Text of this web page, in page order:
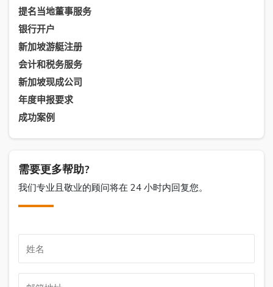
提名当地董事服务
银行开户
新加坡游艇注册
会计和税务服务
新加坡现成公司
年度申报要求
成功案例
需要更多帮助?
我们专业且敬业的顾问将在 24 小时内回复您。